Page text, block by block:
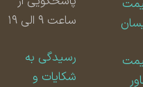
ساعت ۹ الی ۱۹
رسیدگی به
شکایات و